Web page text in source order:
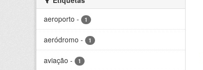
aeroporto - 1
aeródromo - 1
aviação - 1